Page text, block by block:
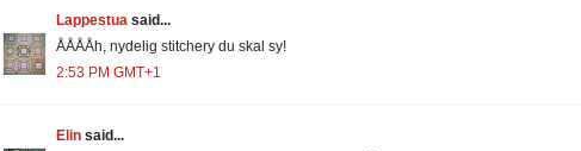
Lappestua said...
ÅÅÅÅh, nydelig stitchery du skal sy!
2:53 PM GMT+1
Elin said...